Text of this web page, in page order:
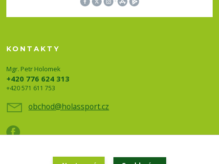
KONTAKTY
Mgr. Petr Holomek
+420 776 624 313
+420 571 611 753
obchod@holassport.cz